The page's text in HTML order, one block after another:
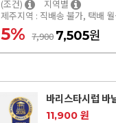
(조건)
지역별
제주지역 : 직배송 불가, 택배
5% 7,9007,505원
바리스타시럽 바
11,900 원